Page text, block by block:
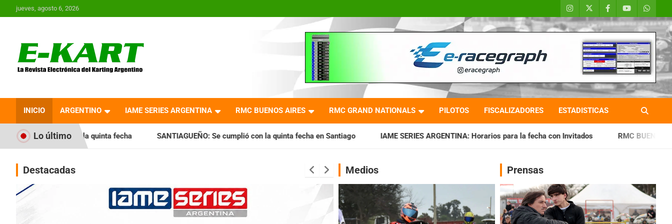
Saltar
al
jueves, agosto 6, 2026
Revista Electrónica del
Karting en Argentina
INICIO ARGENTINO IAME SERIES ARGENTINA RMC BUENOS AIRES RMC GRAND NATIONALS PILOTOS FISCALIZADORES ESTADISTICAS
Lo último
la quinta fecha SANTIAGUEÑO: Se cumplió con la quinta fecha en Santiago IAME SERIES ARGENTINA: Horarios para la fecha con Invitados RMC BUENOS AIRES: Cerró una
Destacadas Medios Prensas